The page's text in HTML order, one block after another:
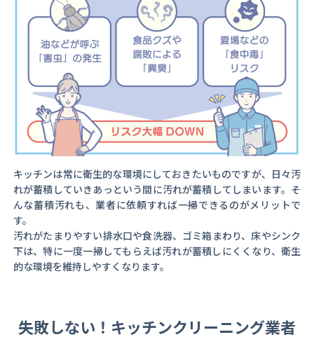
キッチンは常に衛生的な環境にしておきたいものですが、日々汚
れが蓄積していきあっという間に汚れが蓄積してしまいます。そ
んな蓄積汚れも、業者に依頼すれば一掃できるのがメリットで
す。
汚れがたまりやすい排水口や食洗器、ゴミ箱まわり、床やシンク
下は、特に一度一掃してもらえば汚れが蓄積しにくくなり、衛生
的な環境を維持しやすくなります。
失敗しない！キッチンクリーニング業者